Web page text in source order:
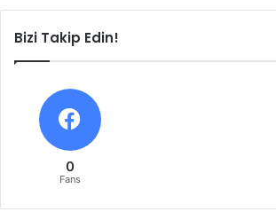
Bizi Takip Edin!
0
Fans